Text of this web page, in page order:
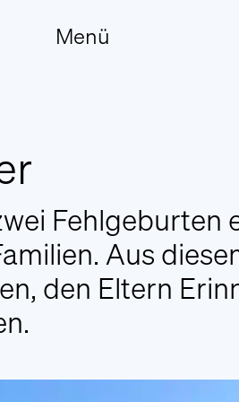
Menü
bei Fragen oder
zur Verfügung.
uns
Fehlgeburten
Aus
den Eltern